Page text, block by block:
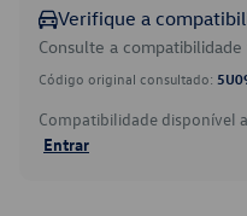
Verifique a
Consulte a
Código original consultado:
Compatibilidade disponível
Entrar